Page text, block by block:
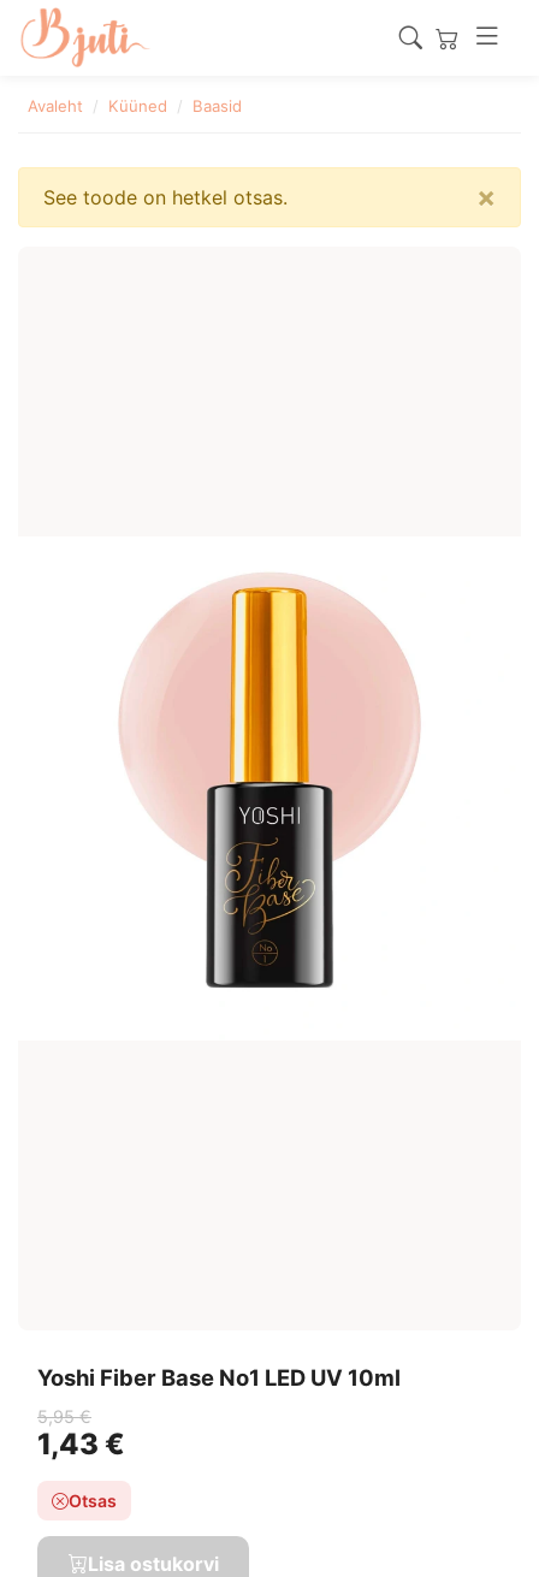
Avaleht Küüned Baasid
See toode on hetkel otsas. ×
Yoshi Fiber Base No1 LED UV 10ml
5,95 €
1,43 €
Otsas
Lisa ostukorvi